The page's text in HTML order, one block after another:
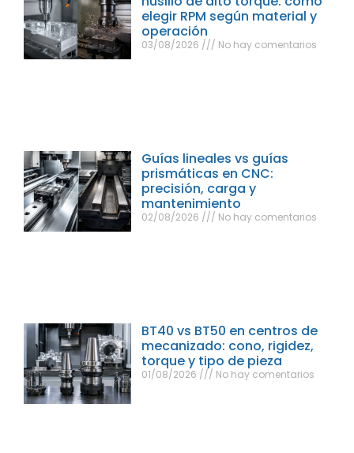
elegir RPM según material y
operación
03/08/2026 No hay comentarios
Guías lineales vs guías
prismáticas en CNC:
precisión, carga y
mantenimiento
02/08/2026 No hay comentarios
BT40 vs BT50 en centros de
mecanizado: cono, rigidez,
torque y tipo de pieza
01/08/2026 No hay comentarios